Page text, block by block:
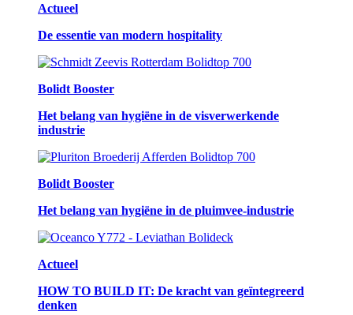
Actueel
De essentie van modern hospitality
Bolidt Booster
Het belang van hygiëne in de visverwerkende
industrie
Bolidt Booster
Het belang van hygiëne in de pluimvee-industrie
Actueel
HOW TO BUILD IT: De kracht van geïntegreerd
denken